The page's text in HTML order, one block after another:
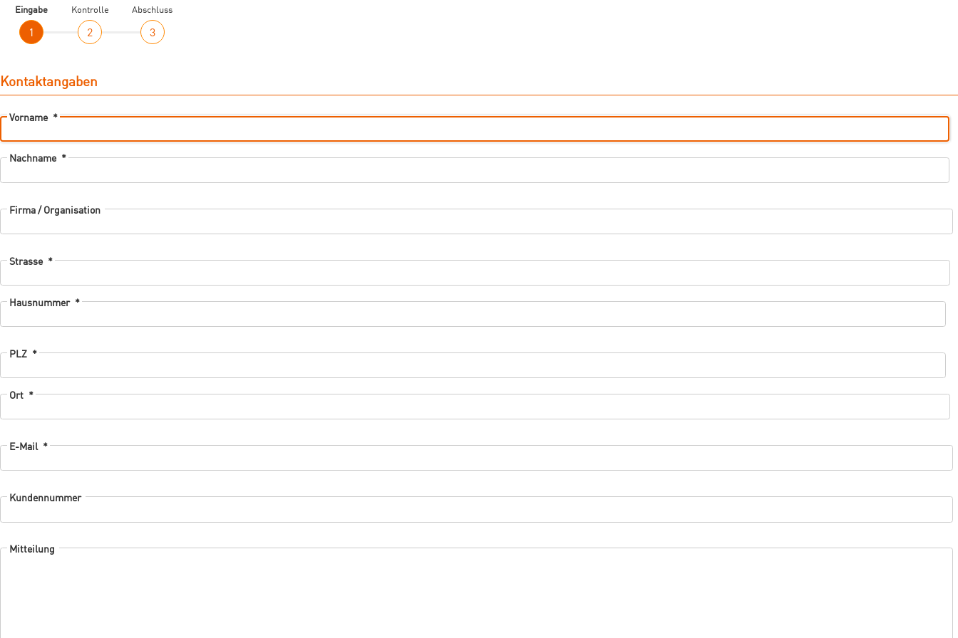
Eingabe Kontrolle Abschluss
Kontaktangaben
Vorname *
Nachname *
Firma / Organisation
Strasse *
Hausnummer *
PLZ *
Ort *
E-Mail *
Kundennummer
Mitteilung